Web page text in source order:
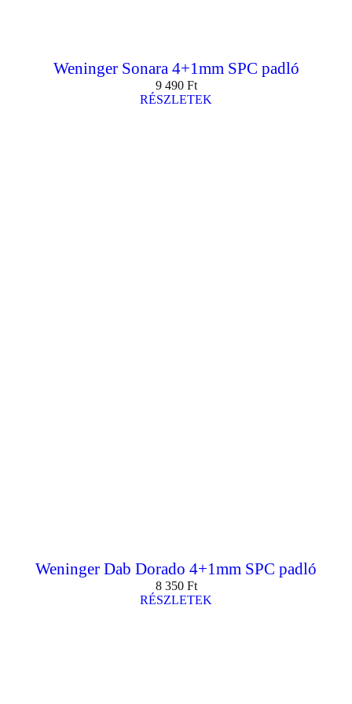
Weninger Sonara 4+1mm SPC padló
9 490 Ft
RÉSZLETEK
Weninger Dab Dorado 4+1mm SPC padló
8 350 Ft
RÉSZLETEK